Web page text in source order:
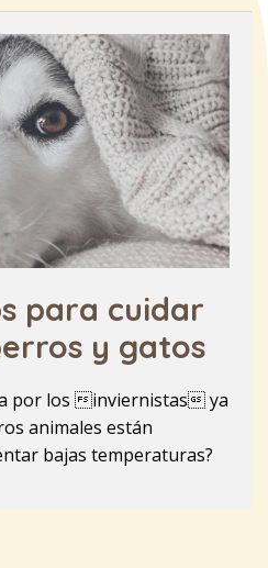
para cuidar
y gatos
por los inviernistas ya
animales están
bajas temperaturas?